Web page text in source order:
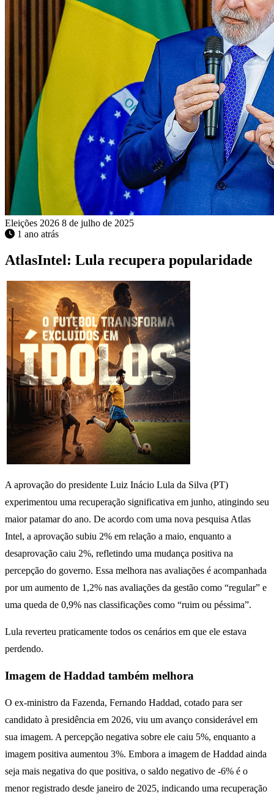
Eleições 2026 8 de julho de 2025
1 ano atrás
AtlasIntel: Lula recupera popularidade
A aprovação do presidente Luiz Inácio Lula da Silva (PT)
experimentou uma recuperação significativa em junho, atingindo seu
maior patamar do ano. De acordo com uma nova pesquisa Atlas
Intel, a aprovação subiu 2% em relação a maio, enquanto a
desaprovação caiu 2%, refletindo uma mudança positiva na
percepção do governo. Essa melhora nas avaliações é acompanhada
por um aumento de 1,2% nas avaliações da gestão como “regular” e
uma queda de 0,9% nas classificações como “ruim ou péssima”.
Lula reverteu praticamente todos os cenários em que ele estava
perdendo.
Imagem de Haddad também melhora
O ex-ministro da Fazenda, Fernando Haddad, cotado para ser
candidato à presidência em 2026, viu um avanço considerável em
sua imagem. A percepção negativa sobre ele caiu 5%, enquanto a
imagem positiva aumentou 3%. Embora a imagem de Haddad ainda
seja mais negativa do que positiva, o saldo negativo de -6% é o
menor registrado desde janeiro de 2025, indicando uma recuperação